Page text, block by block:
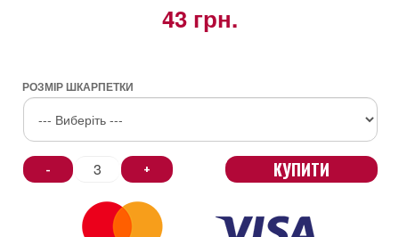
43 грн.
РОЗМІР ШКАРПЕТКИ
- + КУПИТИ